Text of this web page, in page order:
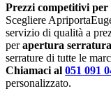
Prezzi competitivi
Scegliere
servizio di qualità a
perapertura
serrature di tutte le
Chiamaci al 051 091
personalizzato.